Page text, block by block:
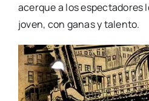
acer­que a los espec­ta­do­res
joven, con ganas y talen­to.